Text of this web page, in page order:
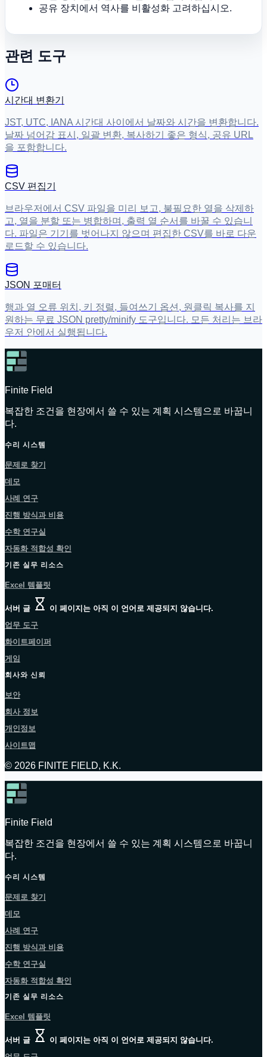
공유 장치에서 역사를 비활성화 고려하십시오.
관련 도구
시간대 변환기
JST, UTC, IANA 시간대 사이에서 날짜와 시간을 변환합니다.
날짜 넘어감 표시, 일괄 변환, 복사하기 좋은 형식, 공유 URL
을 포함합니다.
CSV 편집기
브라우저에서 CSV 파일을 미리 보고, 불필요한 열을 삭제하
고, 열을 분할 또는 병합하며, 출력 열 순서를 바꿀 수 있습니
다. 파일은 기기를 벗어나지 않으며 편집한 CSV를 바로 다운
로드할 수 있습니다.
JSON 포매터
행과 열 오류 위치, 키 정렬, 들여쓰기 옵션, 원클릭 복사를 지
원하는 무료 JSON pretty/minify 도구입니다. 모든 처리는 브라
우저 안에서 실행됩니다.
Finite Field
복잡한 조건을 현장에서 쓸 수 있는 계획 시스템으로 바꿉니
다.
수리 시스템
문제로 찾기
데모
사례 연구
진행 방식과 비용
수학 연구실
자동화 적합성 확인
기존 실무 리소스
Excel 템플릿
서버 글
이 페이지는 아직 이 언어로 제공되지 않습니다.
업무 도구
화이트페이퍼
게임
회사와 신뢰
보안
회사 정보
개인정보
사이트맵
© 2026 FINITE FIELD, K.K.
Finite Field
복잡한 조건을 현장에서 쓸 수 있는 계획 시스템으로 바꿉니
다.
수리 시스템
문제로 찾기
데모
사례 연구
진행 방식과 비용
수학 연구실
자동화 적합성 확인
기존 실무 리소스
Excel 템플릿
서버 글
이 페이지는 아직 이 언어로 제공되지 않습니다.